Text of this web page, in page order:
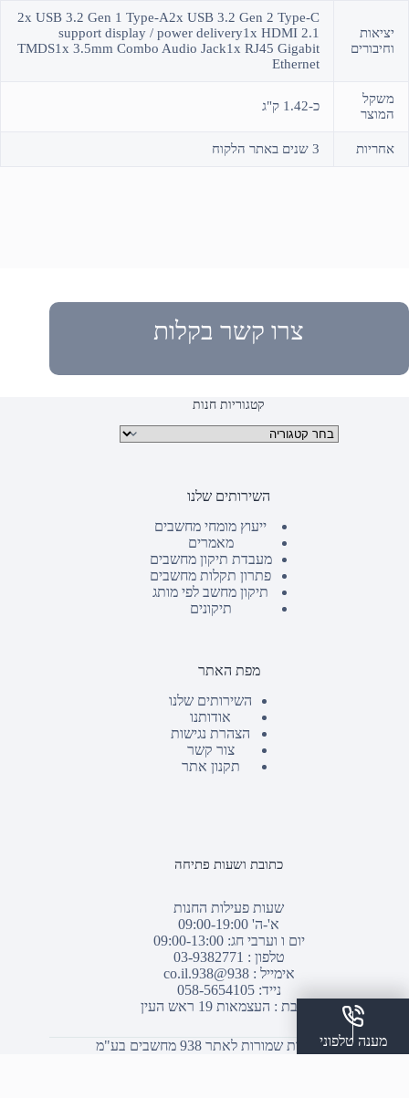
יציאות
וחיבורים
2x USB 3.2 Gen 1 Type-A2x USB 3.2 Gen 2 Type-C
support display / power delivery1x HDMI 2.1
TMDS1x 3.5mm Combo Audio Jack1x RJ45 Gigabit
Ethernet
משקל
המוצר
כ-1.42 ק"ג
אחריות 3 שנים באתר הלקוח
צרו קשר בקלות
קטגוריות חנות
קטגוריות מוצרים
השירותים שלנו
ייעוץ מומחי מחשבים
מאמרים
מעבדת תיקון מחשבים
פתרון תקלות מחשבים
תיקון מחשב לפי מותג
תיקונים
מפת האתר
השירותים שלנו
אודותנו
הצהרת נגישות
צור קשר
תקנון אתר
כתובת ושעות פתיחה
שעות פעילות החנות
א'-ה' 09:00-19:00
יום ו וערבי חג: 09:00-13:00
טלפון : 03-9382771
אימייל :938@938.co.il
נייד: 058-5654105
כתובת : העצמאות 19 ראש העין
© כל הזכויות שמורות לאתר 938 מחשבים בע"מ
מענה טלפוני